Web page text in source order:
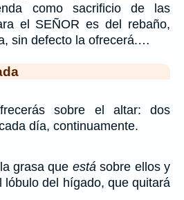
como sacrificio de las
el SEÑOR es del rebaño,
sin defecto la ofrecerá.…
sobre el altar: dos
día, continuamente.
grasa que está sobre ellos y
lóbulo del hígado, que quitará